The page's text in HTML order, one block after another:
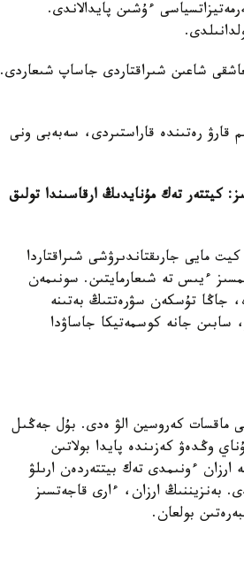
ءۇشىن پايدالاندى.
شاعىن شىراقتاردى جاساپ شىعاردى.
قارۋ رەتىندە قاراستىردى، سەبەبى ونى
كيتتەر تەك مۇنايدىڭ ارقاسىندا تولىق
مايى جارىقتاندىرۋشى شىراقتاردا
ءيىس تە شىعارمايتىن. سونىمەن
جاڭا تۇسكەن سۋرەتتىڭ بەتىنە
سابىن جانە كوسمەتيكا جاساۋدا
ماقسات كەروسين الۋ ەدى. بۇل جەڭىل
وڭدەۋ كەزىندە پايدا بولاتىن
ءونىمدى تەك بيتتەردەن ارىلۋ
بەنزيننىڭ ارزان، ءارى قاجەتسىز
بولعان.